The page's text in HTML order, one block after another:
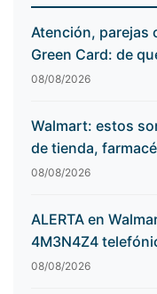
Atención, parejas
Green Card: de
08/08/2026
Walmart: estos
de tienda,
08/08/2026
ALERTA en
4M3N4Z4
08/08/2026